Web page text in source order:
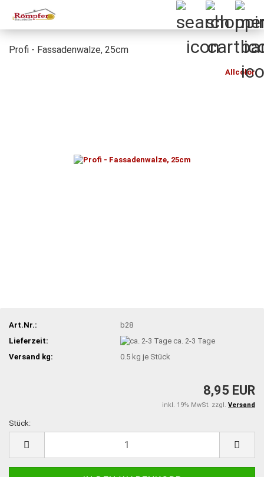
Profi - Fassadenwalze, 25cm
Allcolor
Art.Nr.:
b28
Lieferzeit:
ca. 2-3 Tage
Versand kg:
0.5 kg je Stück
8,95 EUR
inkl. 19% MwSt. zzgl. Versand
Stück: